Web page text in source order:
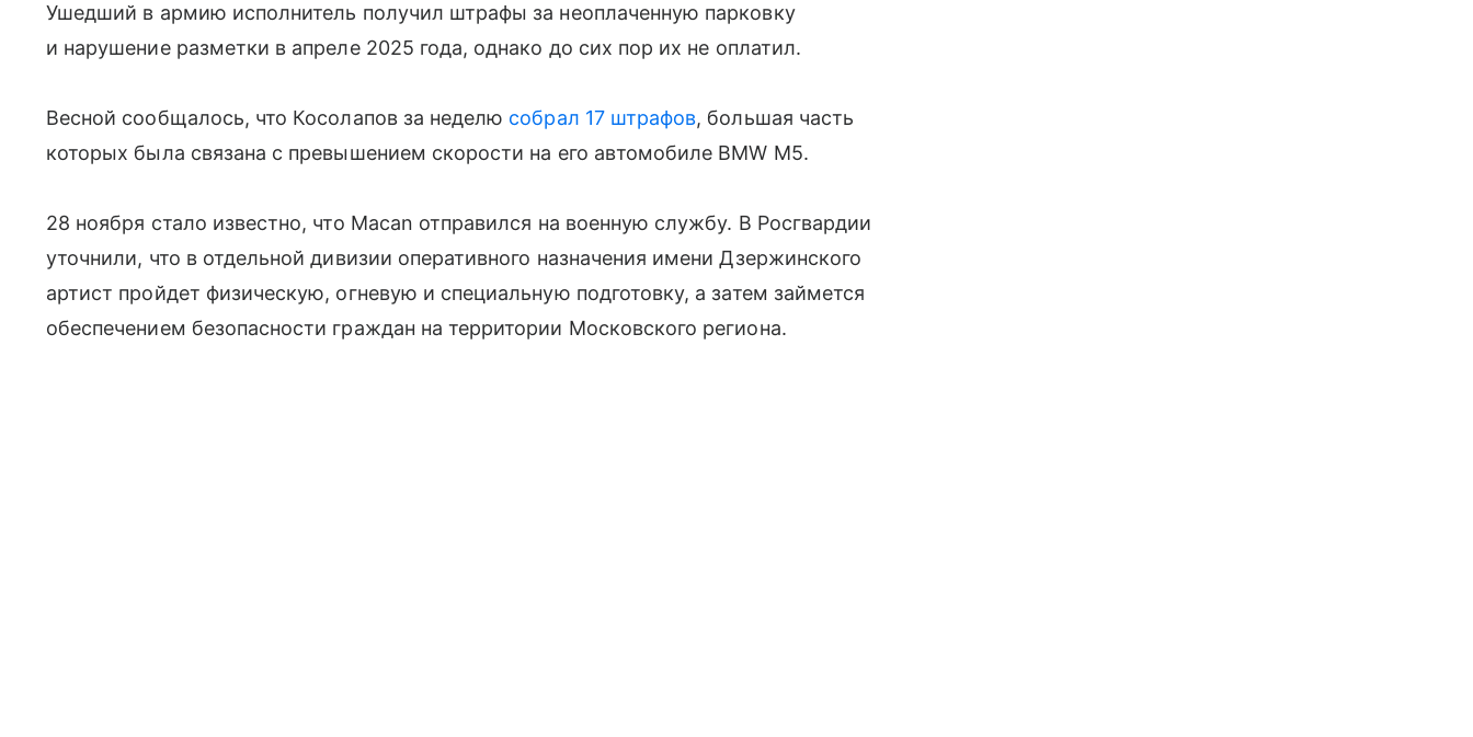
Ушедший в армию исполнитель получил штрафы за неоплаченную парковку
и нарушение разметки в апреле 2025 года, однако до сих пор их не оплатил.
Весной сообщалось, что Косолапов за неделю собрал 17 штрафов, большая часть
которых была связана с превышением скорости на его автомобиле BMW M5.
28 ноября стало известно, что Macan отправился на военную службу. В Росгвардии
уточнили, что в отдельной дивизии оперативного назначения имени Дзержинского
артист пройдет физическую, огневую и специальную подготовку, а затем займется
обеспечением безопасности граждан на территории Московского региона.